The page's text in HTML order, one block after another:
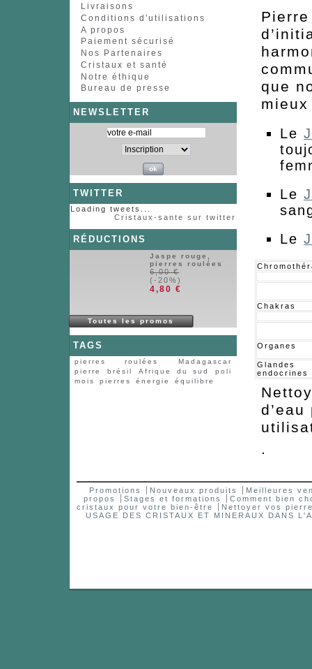
Livraisons
Conditions d'utilisations
A propos
Paiement sécurisé
Nos Partenaires
Cristaux et santé
Notre éthique
Bureau de presse
NEWSLETTER
TWITTER
Loading tweets...
Cristaux-sante sur twitter
RÉDUCTIONS
Jaspe rouge,
pierres roulées
6,00 €
(-20%)
4,80 €
Toutes les promos
TAGS
pierres roulées
Madagascar
pierre
brésil Afrique du sud
poli
mois
pierres énergie équilibre
que
Le
Le
Le
Chakras
Organes
Glandes
endocrines
.
Promotions Nouveaux produits
Meilleures
propos
Stages et formations
Comment bien
cristaux pour votre bien-être
Nettoyer vos
USAGE DES CRISTAUX ET MINERAUX DANS